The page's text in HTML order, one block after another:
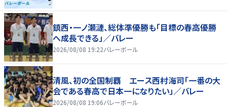
鎮西・一ノ瀬漣、総体準優勝も「目標の春高優勝
へ成長できる」／バレー
2026/08/08 19:22バレーボール
清風、初の全国制覇 エース西村海司「一番の大
会である春高で日本一になりたい」／バレー
2026/08/08 19:06バレーボール